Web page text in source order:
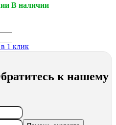
В наличии
1 клик
к нашему